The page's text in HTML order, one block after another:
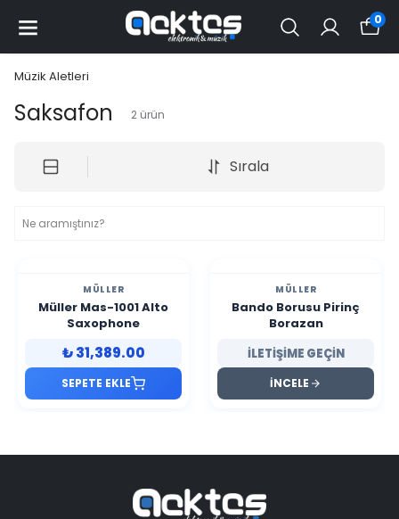
0
Müzik Aletleri
Saksafon 2 ürün
Sırala
MÜLLER
Müller Mas-1001 Alto
Saxophone
₺ 31,389.00
SEPETE EKLE
MÜLLER
Bando Borusu Pirinç
Borazan
İLETİŞİME GEÇİN
İNCELE